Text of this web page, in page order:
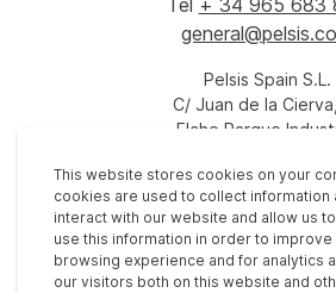
Pelsis Spain S.L.
C/ Juan de la
Elche Parque
Elche
España
This website stores cookies on your
cookies are used to collect information
interact with our website and allow us
use this information in order to
browsing experience and for analytics
our visitors both on this website and